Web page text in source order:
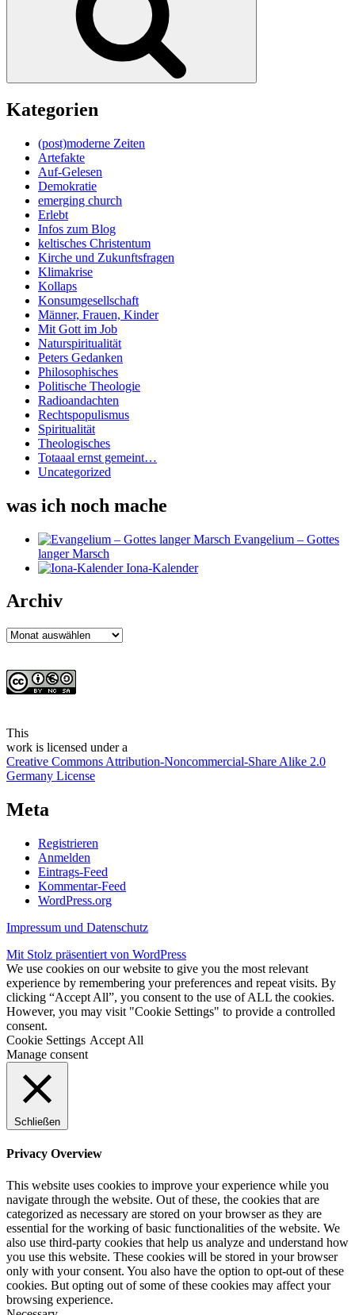
Kategorien
(post)moderne Zeiten
Artefakte
Auf-Gelesen
Demokratie
emerging church
Erlebt
Infos zum Blog
keltisches Christentum
Kirche und Zukunftsfragen
Klimakrise
Kollaps
Konsumgesellschaft
Männer, Frauen, Kinder
Mit Gott im Job
Naturspiritualität
Peters Gedanken
Philosophisches
Politische Theologie
Radioandachten
Rechtspopulismus
Spiritualität
Theologisches
Totaaal ernst gemeint…
Uncategorized
was ich noch mache
Evangelium – Gottes
langer Marsch
Iona-Kalender
Archiv
Archiv
This
work is licensed under a
Creative Commons Attribution-Noncommercial-Share Alike 2.0
Germany License
Meta
Registrieren
Anmelden
Eintrags-Feed
Kommentar-Feed
WordPress.org
Impressum und Datenschutz
Mit Stolz präsentiert von WordPress
We use cookies on our website to give you the most relevant
experience by remembering your preferences and repeat visits. By
clicking “Accept All”, you consent to the use of ALL the cookies.
However, you may visit "Cookie Settings" to provide a controlled
consent.
Cookie Settings Accept All
Manage consent
Schließen
Privacy Overview
This website uses cookies to improve your experience while you
navigate through the website. Out of these, the cookies that are
categorized as necessary are stored on your browser as they are
essential for the working of basic functionalities of the website. We
also use third-party cookies that help us analyze and understand how
you use this website. These cookies will be stored in your browser
only with your consent. You also have the option to opt-out of these
cookies. But opting out of some of these cookies may affect your
browsing experience.